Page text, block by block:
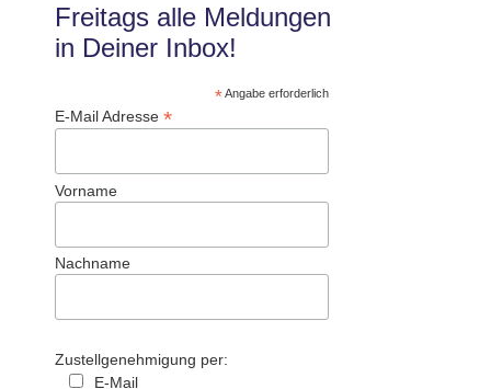
Freitags alle Meldungen
in Deiner Inbox!
*Angabe erforderlich
E-Mail Adresse *
Vorname
Nachname
Zustellgenehmigung per:
E-Mail